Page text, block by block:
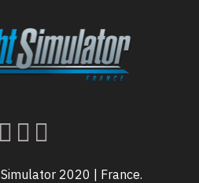
2020 | France.